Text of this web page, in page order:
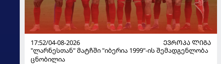
17:52/04-08-2026
ᲔᲕᲠᲝᲞᲐ ᲚᲘᲒᲐ
"ლარნესთან" მატჩში "იბერია 1999"-ის შემადგენლობა
ცნობილია